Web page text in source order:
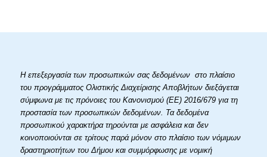
Η επεξεργασία των προσωπικών σας δεδομένων στο πλαίσιο
του προγράμματος Ολιστικής Διαχείρισης Αποβλήτων διεξάγεται
σύμφωνα με τις πρόνοιες του Κανονισμού (ΕΕ) 2016/679 για τη
προστασία των προσωπικών δεδομένων. Τα δεδομένα
προσωπικού χαρακτήρα τηρούνται με ασφάλεια και δεν
κοινοποιούνται σε τρίτους παρά μόνον στο πλαίσιο των νόμιμων
δραστηριοτήτων του Δήμου και συμμόρφωσης με νομική